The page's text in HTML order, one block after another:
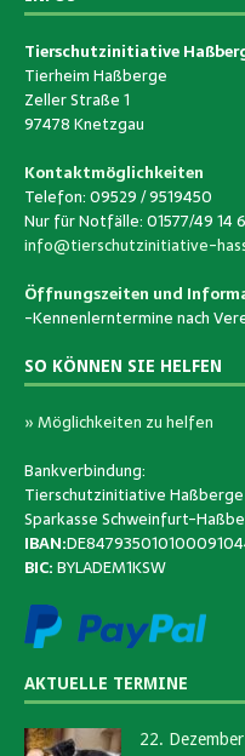
Tierschutzinitiative
Tierheim Haßberge
Zeller Straße 1
97478 Knetzgau
Kontaktmöglichkeiten
Telefon: 09529 / 9519450
Nur für Notfälle: 01577/49 14
info@tierschutzinitiative-
Öffnungszeiten und
-Kennenlerntermine nach
SO KÖNNEN SIE HELFEN
» Möglichkeiten zu helfen
Bankverbindung:
Tierschutzinitiative Haßberge
Sparkasse Schweinfurt-
IBAN:
BIC:BYLADEM1KSW
AKTUELLE TERMINE
22.